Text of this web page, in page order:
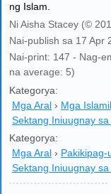
ng Islam.
Ni Aisha Stacey (©
Nai-publish sa 17 Apr
Nai-print: 147 - Nag-
na average: 5)
Kategorya:
Mga Aral › Mga
Sektang Iniuugnay sa
Kategorya:
Mga Aral › Pakikipag-
Sektang Iniuugnay sa